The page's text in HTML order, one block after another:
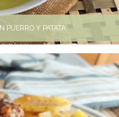
PUERRO Y PATATA